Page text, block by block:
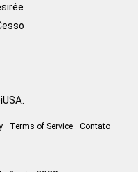
Terms of Service Contato